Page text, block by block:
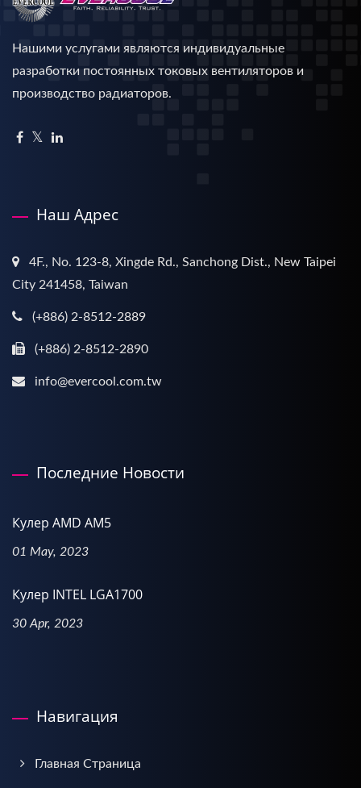
Нашими услугами являются индивидуальные
разработки постоянных токовых вентиляторов и
производство радиаторов.
Наш Адрес
4F., No. 123-8, Xingde Rd., Sanchong Dist., New Taipei
City 241458, Taiwan
(+886) 2-8512-2889
(+886) 2-8512-2890
info@evercool.com.tw
Последние Новости
Кулер AMD AM5
01 May, 2023
Кулер INTEL LGA1700
30 Apr, 2023
Навигация
Главная Страница